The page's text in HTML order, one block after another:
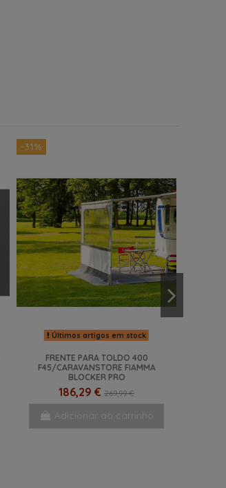
-31%
Últimos artigos em stock
FRENTE PARA TOLDO 400
F45/CARAVANSTORE FIAMMA
BLOCKER PRO
186,29 € 269,99 €
Adicionar ao carrinho